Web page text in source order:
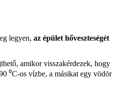
legyen, az épület hőveszteségét
amikor visszakérdezek, hogy
⁰C-os vízbe, a másikat egy vödör